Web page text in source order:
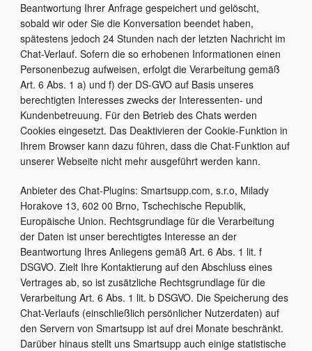
Beantwortung Ihrer Anfrage gespeichert und gelöscht,
sobald wir oder Sie die Konversation beendet haben,
spätestens jedoch 24 Stunden nach der letzten Nachricht im
Chat-Verlauf. Sofern die so erhobenen Informationen einen
Personenbezug aufweisen, erfolgt die Verarbeitung gemäß
Art. 6 Abs. 1 a) und f) der DS-GVO auf Basis unseres
berechtigten Interesses zwecks der Interessenten- und
Kundenbetreuung. Für den Betrieb des Chats werden
Cookies eingesetzt. Das Deaktivieren der Cookie-Funktion in
Ihrem Browser kann dazu führen, dass die Chat-Funktion auf
unserer Webseite nicht mehr ausgeführt werden kann.
Anbieter des Chat-Plugins: Smartsupp.com, s.r.o, Milady
Horakove 13, 602 00 Brno, Tschechische Republik,
Europäische Union. Rechtsgrundlage für die Verarbeitung
der Daten ist unser berechtigtes Interesse an der
Beantwortung Ihres Anliegens gemäß Art. 6 Abs. 1 lit. f
DSGVO. Zielt Ihre Kontaktierung auf den Abschluss eines
Vertrages ab, so ist zusätzliche Rechtsgrundlage für die
Verarbeitung Art. 6 Abs. 1 lit. b DSGVO. Die Speicherung des
Chat-Verlaufs (einschließlich persönlicher Nutzerdaten) auf
den Servern von Smartsupp ist auf drei Monate beschränkt.
Darüber hinaus stellt uns Smartsupp auch einige statistische